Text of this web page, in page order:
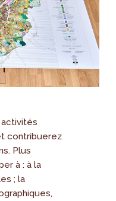
contribuerez
Plus
à : à la
; la